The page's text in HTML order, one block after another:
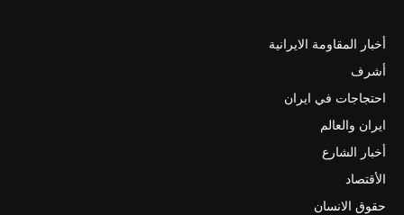
أخبار المقاومة الايرانية
أشرف
احتجاجات في ايران
ايران والعالم
أخبار الشارع
الأقتصاد
حقوق الانسان